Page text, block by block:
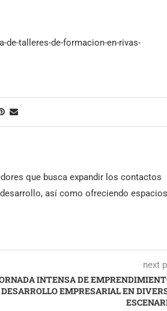
talleres-de-formacion-en-rivas-
que busca expandir los contactos
así como ofreciendo
next
INTENSA DE
DESARROLLO EMPRESARIAL EN